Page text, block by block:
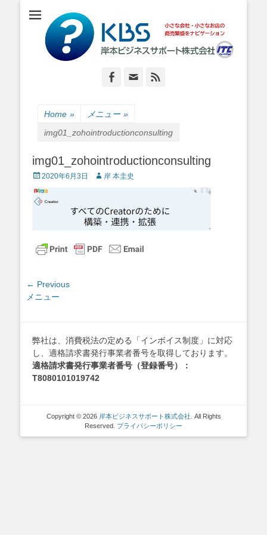
岸本ビジネスサポ
ート株式会社
小さな会社・小さなお店のIT経営をナビゲーション
Facebook
Email
Home » メニュー »
img01_zohointroductionconsulting
img01_zohointroductionconsulting
Posted
on
2020年6月3日 Author
岸 本圭史
投
稿
ゲ
ー
シ
ョ
← Previous
Previous
メニュー
弊社は、消費税法の定める「インボイス制度」に対応
し、適格請求書発行事業者番号を取得しております。
適格請求書発行事業者番号（登録番号）：
T8080101019742
Copyright © 2026 岸本ビジネスサポート株式会社 . All Rights
Reserved. プライバシーポリシー